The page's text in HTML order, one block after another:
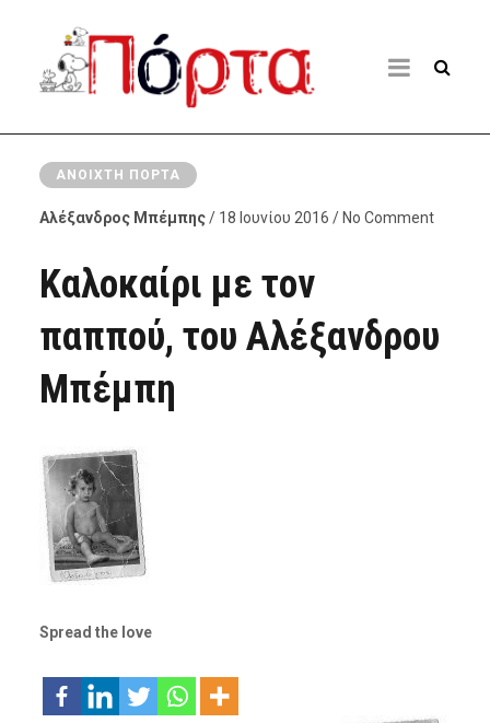
ΑΝΟΙΧΤΉ ΠΌΡΤΑ
Αλέξανδρος Μπέμπης/ 18 Ιουνίου 2016 / No Comment
Καλοκαίρι με τον
παππού, του Αλέξανδρου
Μπέμπη
Spread the love